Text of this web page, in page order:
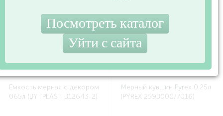
Емкость мерная с декором
065л (BYTPLAST B12643-2)
Мерный кувшин Pyrex 0.25л
(PYREX 259B000/7016)